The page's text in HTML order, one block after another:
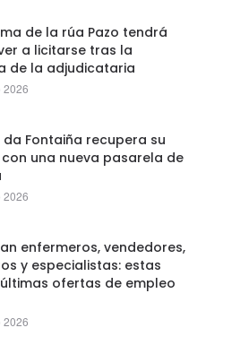
de la rúa Pazo tendrá
a licitarse tras la
de la adjudicataria
2026
da Fontaiña recupera su
una nueva pasarela de
2026
enfermeros, vendedores,
y especialistas: estas
ofertas de empleo
2026